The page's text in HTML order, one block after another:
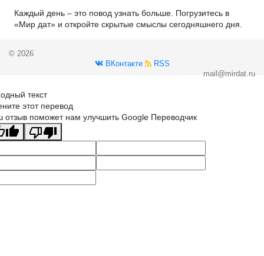
Каждый день – это повод узнать больше. Погрузитесь в
«Мир дат» и откройте скрытые смыслы сегодняшнего дня.
© 2026
ВКонтакте
RSS
mail@mirdat.ru
текст
этот перевод
отзыв поможет нам улучшить Google Переводчик